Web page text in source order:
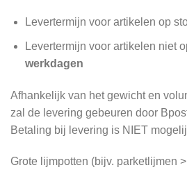
Levertermijn voor artikelen op
Levertermijn voor artikelen niet
werkdagen
Afhankelijk van het gewicht en
zal de levering gebeuren door
Betaling bij levering is NIET
Grote lijmpotten (bijv. parketlijmen